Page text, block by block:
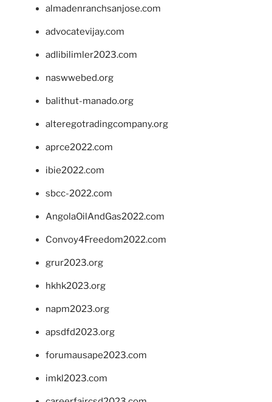
almadenranchsanjose.com
advocatevijay.com
adlibilimler2023.com
naswwebed.org
balithut-manado.org
alteregotradingcompany.org
aprce2022.com
ibie2022.com
sbcc-2022.com
AngolaOilAndGas2022.com
Convoy4Freedom2022.com
grur2023.org
hkhk2023.org
napm2023.org
apsdfd2023.org
forumausape2023.com
imkl2023.com